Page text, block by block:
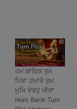
ਹਮ ਬਾਰਿਕ ਤੁਮ
ਪਿਤਾ ਹਮਾਰੇ ਤੁਮ
ਮੁਖਿ ਦੇਵਹੁ ਖੀਰਾ
Hum Barik Tum